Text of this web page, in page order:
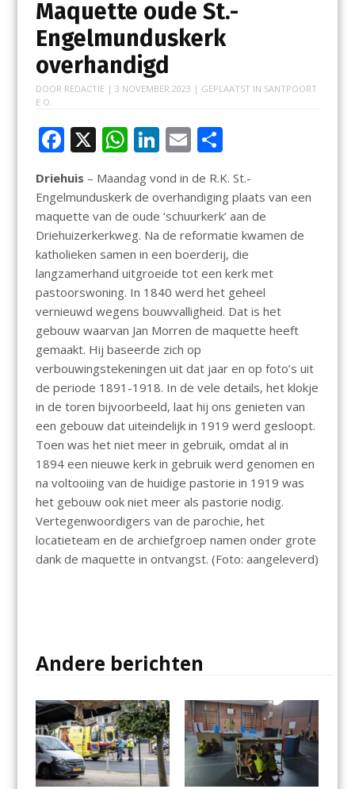
Maquette oude St.-
Engelmunduskerk
overhandigd
DOOR REDACTIE | 3 NOVEMBER 2023 | GEPLAATST IN SANTPOORT
E.O.
F
ac
e
b
o
o
k
X W
h
at
s
A
p
p
Li
n
k
e
dI
n
E
m
ai
l
D
e
n
Driehuis – Maandag vond in de R.K. St.-
Engelmunduskerk de overhandiging plaats van een
maquette van de oude ‘schuurkerk’ aan de
Driehuizerkerkweg. Na de reformatie kwamen de
katholieken samen in een boerderij, die
langzamerhand uitgroeide tot een kerk met
pastoorswoning. In 1840 werd het geheel
vernieuwd wegens bouwvalligheid. Dat is het
gebouw waarvan Jan Morren de maquette heeft
gemaakt. Hij baseerde zich op
verbouwingstekeningen uit dat jaar en op foto’s uit
de periode 1891-1918. In de vele details, het klokje
in de toren bijvoorbeeld, laat hij ons genieten van
een gebouw dat uiteindelijk in 1919 werd gesloopt.
Toen was het niet meer in gebruik, omdat al in
1894 een nieuwe kerk in gebruik werd genomen en
na voltooiing van de huidige pastorie in 1919 was
het gebouw ook niet meer als pastorie nodig.
Vertegenwoordigers van de parochie, het
locatieteam en de archiefgroep namen onder grote
dank de maquette in ontvangst. (Foto: aangeleverd)
Andere berichten